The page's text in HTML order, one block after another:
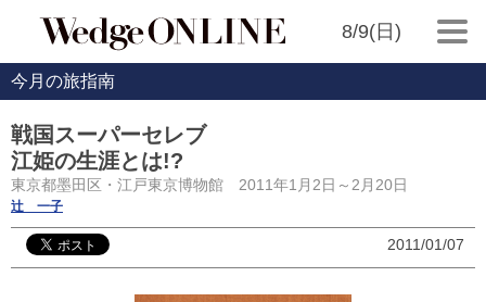
8/9(日)
今月の旅指南
戦国スーパーセレブ
江姫の生涯とは!?
東京都墨田区・江戸東京博物館 2011年1月2日～2月20日
辻 一子
2011/01/07